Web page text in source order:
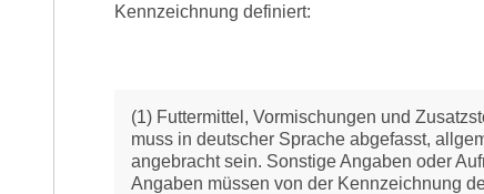
Kennzeichnung definiert:
(1) Futtermittel, Vormischungen und
muss in deutscher Sprache abgefasst,
angebracht sein. Sonstige Angaben oder
Angaben müssen von der Kennzeichnung